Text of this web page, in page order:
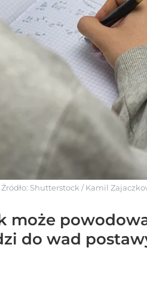
Źródło: Shutterstock /Kamil
może
do wad